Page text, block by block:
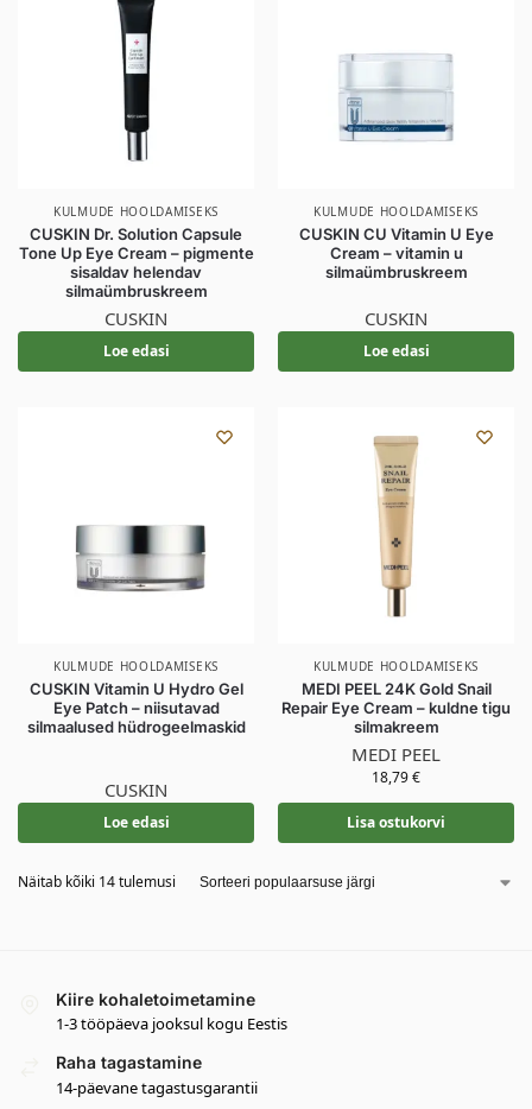
KULMUDE HOOLDAMISEKS
CUSKIN Dr. Solution Capsule
Tone Up Eye Cream – pigmente
sisaldav helendav
silmaümbruskreem
CUSKIN
Loe edasi
KULMUDE HOOLDAMISEKS
CUSKIN CU Vitamin U Eye
Cream – vitamin u
silmaümbruskreem
CUSKIN
Loe edasi
KULMUDE HOOLDAMISEKS
CUSKIN Vitamin U Hydro Gel
Eye Patch – niisutavad
silmaalused hüdrogeelmaskid
CUSKIN
Loe edasi
KULMUDE HOOLDAMISEKS
MEDI PEEL 24K Gold Snail
Repair Eye Cream – kuldne tigu
silmakreem
MEDI PEEL
18,79€
Lisa ostukorvi
Näitab kõiki 14 tulemusi
Kiire kohaletoimetamine
1-3 tööpäeva jooksul kogu Eestis
Raha tagastamine
14-päevane tagastusgarantii